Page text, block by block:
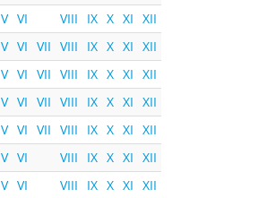
V VI VIII IX X XI XII
V VI VII VIII IX X XI XII
V VI VII VIII IX X XI XII
V VI VII VIII IX X XI XII
V VI VII VIII IX X XI XII
V VI VIII IX X XI XII
V VI VIII IX X XI XII